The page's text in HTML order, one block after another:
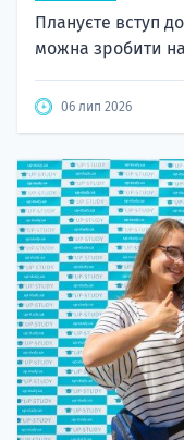
Плануєте вступ
можна зробити
06 лип 2026